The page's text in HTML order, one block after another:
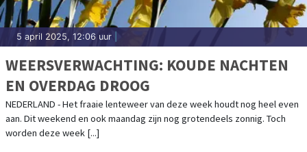
5 april 2025, 12:06 uur
WEERSVERWACHTING: KOUDE NACHTEN
EN OVERDAG DROOG
NEDERLAND - Het fraaie lenteweer van deze week houdt nog heel even
aan. Dit weekend en ook maandag zijn nog grotendeels zonnig. Toch
worden deze week [...]